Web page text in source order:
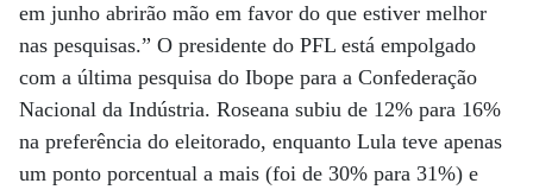
em junho abrirão mão em favor do que estiver melhor
nas pesquisas.” O presidente do PFL está empolgado
com a última pesquisa do Ibope para a Confederação
Nacional da Indústria. Roseana subiu de 12% para 16%
na preferência do eleitorado, enquanto Lula teve apenas
um ponto porcentual a mais (foi de 30% para 31%) e